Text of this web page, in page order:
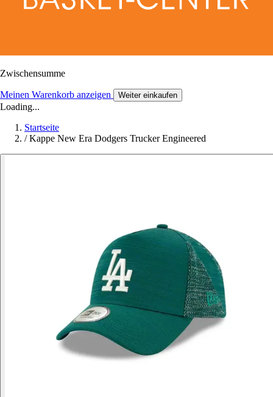
Zwischensumme
Meinen Warenkorb anzeigen Weiter einkaufen
Loading...
Startseite
/ Kappe New Era Dodgers Trucker Engineered